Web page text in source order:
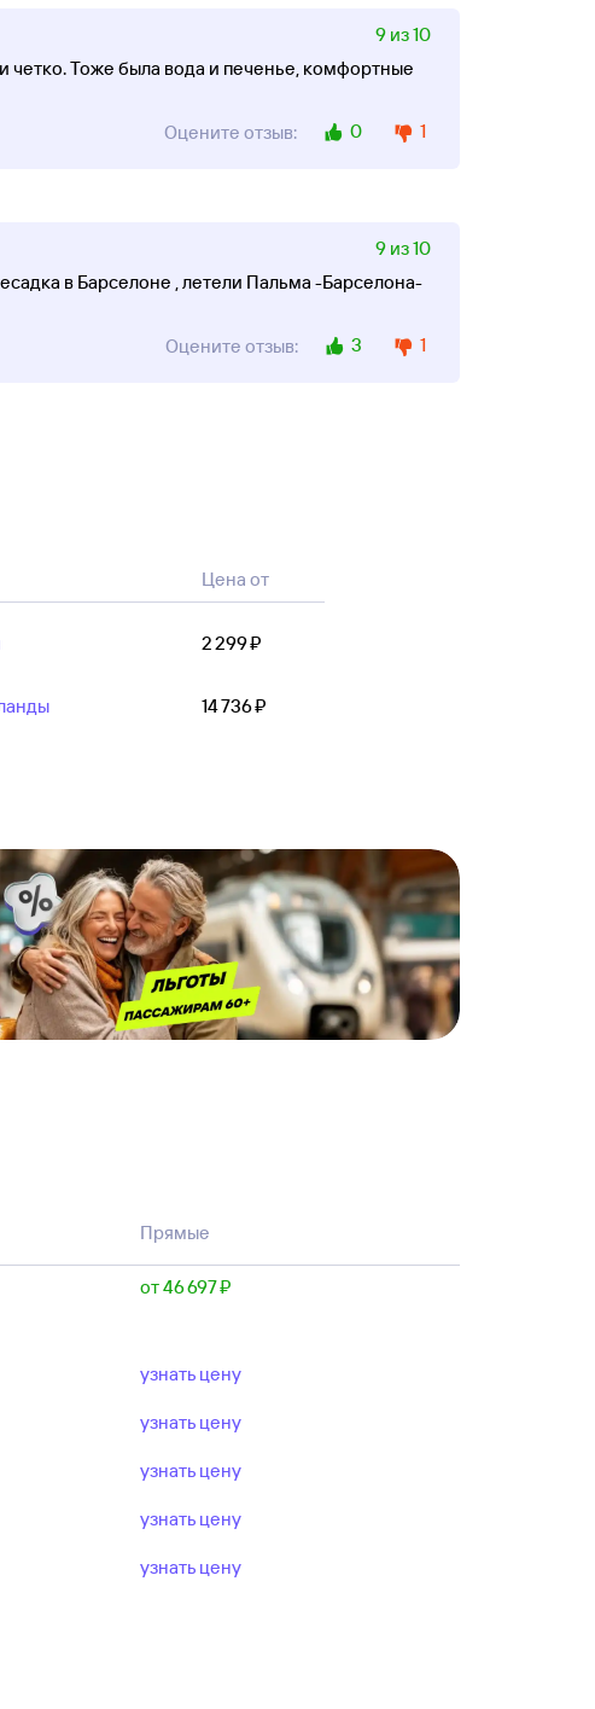
9 из 10
четко. Тоже была вода и печенье, комфортные
Оцените отзыв: 0 1
9 из 10
в Барселоне , летели Пальма -Барселона-
Оцените отзыв: 3 1
Цена от
2 ⁠299 ⁠₽
14 ⁠736 ⁠₽
Прямые
от 46 ⁠697 ⁠₽
узнать цену
узнать цену
узнать цену
узнать цену
узнать цену